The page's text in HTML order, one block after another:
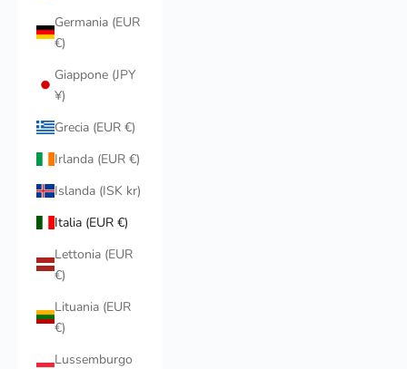
Germania (EUR
€)
Giappone (JPY
¥)
Grecia (EUR €)
Irlanda (EUR €)
Islanda (ISK kr)
Italia (EUR €)
Lettonia (EUR
€)
Lituania (EUR
€)
Lussemburgo